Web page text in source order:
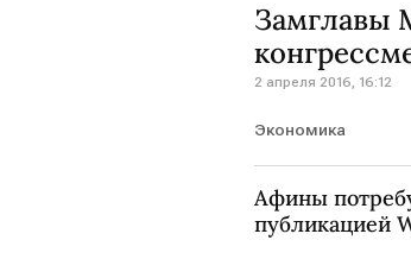
Замглавы
2 апреля 2016, 16:12
Экономика
Афины
публикацией